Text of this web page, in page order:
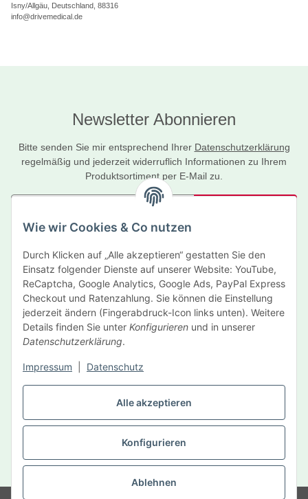
Alle akzeptieren
Konfigurieren
Ablehnen
Wie wir Cookies & Co nutzen
Durch Klicken auf „Alle akzeptieren“ gestatten Sie den
Einsatz folgender Dienste auf unserer Website: YouTube,
ReCaptcha, Google Analytics, Google Ads, PayPal Express
Checkout und Ratenzahlung. Sie können die Einstellung
jederzeit ändern (Fingerabdruck-Icon links unten). Weitere
Details finden Sie unter Konfigurieren und in unserer
Datenschutzerklärung.
Impressum Datenschutz
Isny/Allgäu, Deutschland, 88316
info@drivemedical.de
Newsletter Abonnieren
Bitte senden Sie mir entsprechend Ihrer Datenschutzerklärung
regelmäßig und jederzeit widerruflich Informationen zu Ihrem
Produktsortiment per E-Mail zu.
Newsletter Abonnieren
Informationen
Gesetzliche Informationen
Hersteller
Vertrag widerrufen
* Alle Preise inkl. gesetzlicher USt., zzgl.Versand